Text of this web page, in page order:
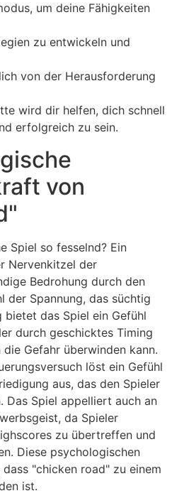
um deine Fähigkeiten
zu entwickeln und
von der Herausforderung
wird dir helfen, dich schnell
erfolgreich zu sein.
von
Spiel so fesselnd? Ein
Nervenkitzel der
Bedrohung durch den
der Spannung, das süchtig
bietet das Spiel ein Gefühl
durch geschicktes Timing
Gefahr überwinden kann.
löst ein Gefühl
aus, das den Spieler
Das Spiel appelliert auch an
da Spieler
zu übertreffen und
Diese psychologischen
"chicken road" zu einem
ist.